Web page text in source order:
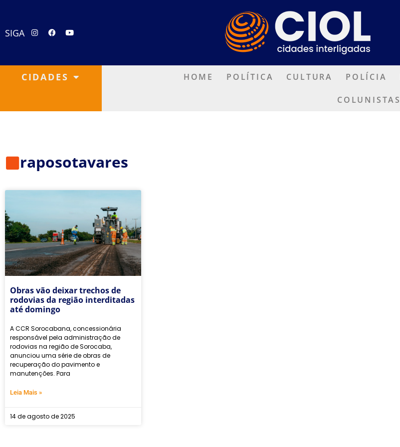
SIGA
CIDADES HOME POLÍTICA CULTURA POLÍCIA
COLUNISTAS
raposotavares
Obras vão deixar trechos de
rodovias da região interditadas
até domingo
A CCR Sorocabana, concessionária
responsável pela administração de
rodovias na região de Sorocaba,
anunciou uma série de obras de
recuperação do pavimento e
manutenções. Para
Leia Mais »
14 de agosto de 2025